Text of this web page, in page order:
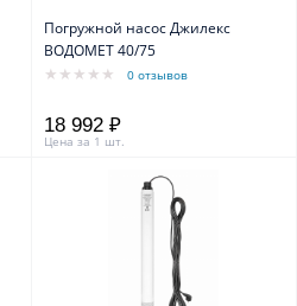
Погружной насос Джилекс
ВОДОМЕТ 40/75
0 отзывов
18 992 ₽
Цена за 1 шт.